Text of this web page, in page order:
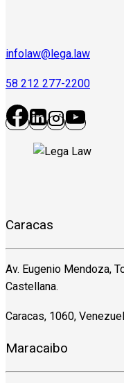
infolaw@lega.law
58 212 277-2200
Caracas
Av. Eugenio Mendoza,
Castellana.
Caracas, 1060,
Maracaibo